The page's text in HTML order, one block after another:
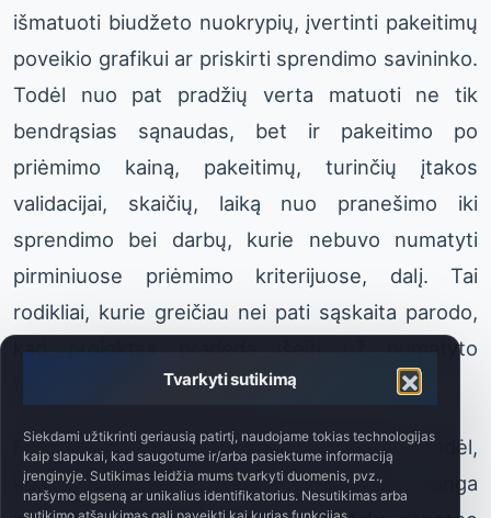
Tvarkyti sutikimą
Siekdami užtikrinti geriausią patirtį, naudojame tokias technologijas
kaip slapukai, kad saugotume ir/arba pasiektume informaciją
įrenginyje. Sutikimas leidžia mums tvarkyti duomenis, pvz.,
naršymo elgseną ar unikalius identifikatorius. Nesutikimas arba
išmatuoti biudžeto nuokrypių, įvertinti pakeitimų
poveikio grafikui ar priskirti sprendimo savininko.
Todėl nuo pat pradžių verta matuoti ne tik
bendrąsias sąnaudas, bet ir pakeitimo po
priėmimo kainą, pakeitimų, turinčių įtakos
validacijai, skaičių, laiką nuo pranešimo iki
sprendimo bei darbų, kurie nebuvo numatyti
pirminiuose priėmimo kriterijuose, dalį. Tai
rodikliai, kurie greičiau nei pati sąskaita parodo,
kad projektas pradeda išeiti už numatyto
finansavimo modelio ribų.
Formaliuoju požiūriu atsargumas būtinas ir todėl,
kad pramoninėje aplinkoje programinė įranga